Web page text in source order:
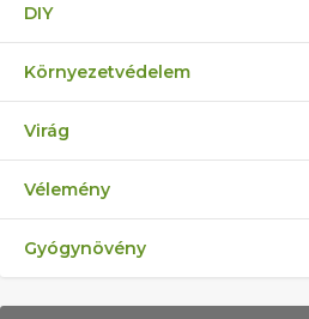
DIY
Környezetvédelem
Virág
Vélemény
Gyógynövény